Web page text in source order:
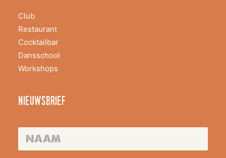
Club
Restaurant
Cocktailbar
Dansschool
Workshops
nieuwsbrief